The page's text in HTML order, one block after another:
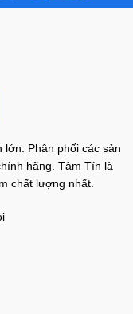
lớn. Phân phối các sản
hãng. Tâm Tín là
chất lượng nhất.